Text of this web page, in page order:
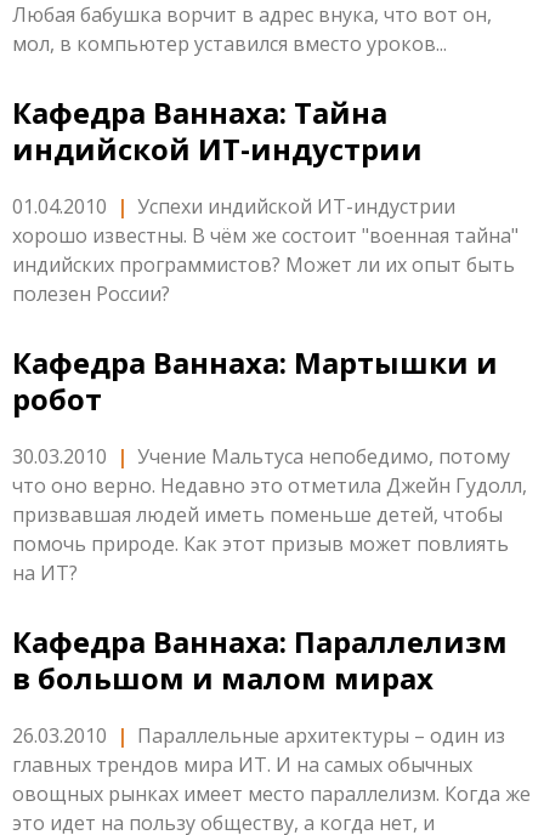
Любая бабушка ворчит в адрес внука, что вот он,
мол, в компьютер уставился вместо уроков...
Кафедра Ваннаха: Тайна
индийской ИТ-индустрии
01.04.2010 | Успехи индийской ИТ-индустрии
хорошо известны. В чём же состоит "военная тайна"
индийских программистов? Может ли их опыт быть
полезен России?
Кафедра Ваннаха: Мартышки и
робот
30.03.2010 | Учение Мальтуса непобедимо, потому
что оно верно. Недавно это отметила Джейн Гудолл,
призвавшая людей иметь поменьше детей, чтобы
помочь природе. Как этот призыв может повлиять
на ИТ?
Кафедра Ваннаха: Параллелизм
в большом и малом мирах
26.03.2010 | Параллельные архитектуры – один из
главных трендов мира ИТ. И на самых обычных
овощных рынках имеет место параллелизм. Когда же
это идет на пользу обществу, а когда нет, и